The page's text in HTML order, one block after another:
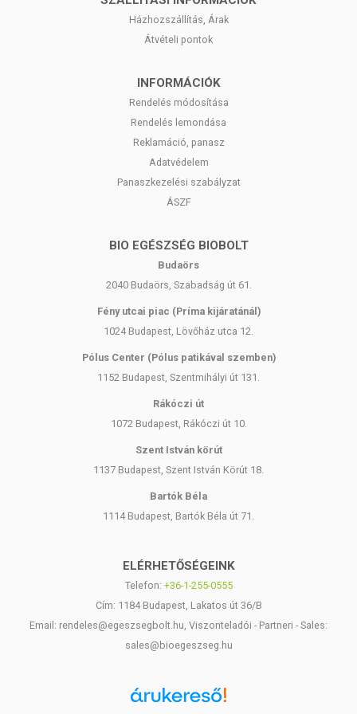
Házhozszállítás, Árak
Átvételi pontok
INFORMÁCIÓK
Rendelés módosítása
Rendelés lemondása
Reklamáció, panasz
Adatvédelem
Panaszkezelési szabályzat
ÁSZF
BIO EGÉSZSÉG BIOBOLT
Budaörs
2040 Budaörs, Szabadság út 61.
Fény utcai piac (Príma kijáratánál)
1024 Budapest, Lövőház utca 12.
Pólus Center (Pólus patikával szemben)
1152 Budapest, Szentmihályi út 131.
Rákóczi út
1072 Budapest, Rákóczi út 10.
Szent István körút
1137 Budapest, Szent István Körút 18.
Bartók Béla
1114 Budapest, Bartók Béla út 71.
ELÉRHETŐSÉGEINK
Telefon: +36-1-255-0555
Cím: 1184 Budapest, Lakatos út 36/B
Email: rendeles@egeszsegbolt.hu, Viszonteladói - Partneri - Sales:
sales@bioegeszseg.hu